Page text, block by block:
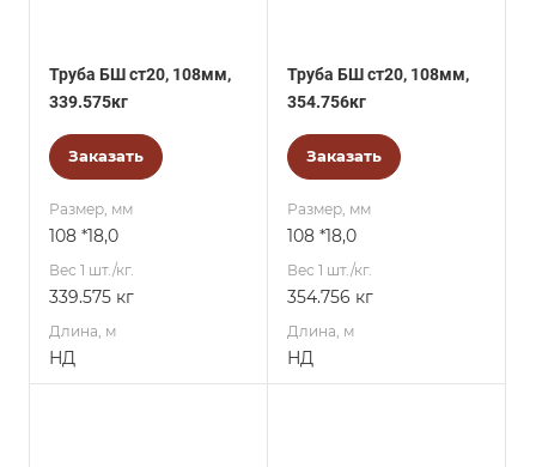
Труба БШ ст20, 108мм,
339.575кг
Заказать
Размер, мм
108 *18,0
Вес 1 шт./кг.
339.575 кг
Длина, м
НД
Труба БШ ст20, 108мм,
354.756кг
Заказать
Размер, мм
108 *18,0
Вес 1 шт./кг.
354.756 кг
Длина, м
НД